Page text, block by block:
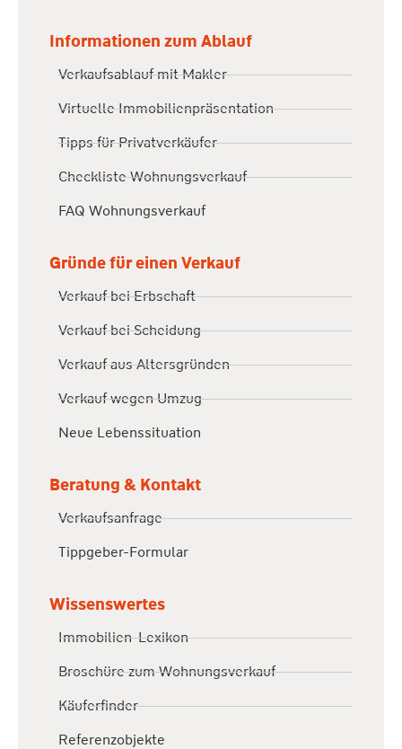
Informationen zum Ablauf
Verkaufsablauf mit Makler
Virtuelle Immobilienpräsentation
Tipps für Privatverkäufer
Checkliste Wohnungsverkauf
FAQ Wohnungsverkauf
Gründe für einen Verkauf
Verkauf bei Erbschaft
Verkauf bei Scheidung
Verkauf aus Altersgründen
Verkauf wegen Umzug
Neue Lebenssituation
Beratung & Kontakt
Verkaufsanfrage
Tippgeber-Formular
Wissenswertes
Immobilien-Lexikon
Broschüre zum Wohnungsverkauf
Käuferfinder
Referenzobjekte